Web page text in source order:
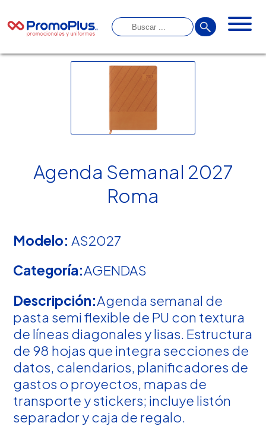
Agenda Semanal 2027
Roma
Modelo: AS2027
Categoría:AGENDAS
Descripción:Agenda semanal de
pasta semi flexible de PU con textura
de líneas diagonales y lisas. Estructura
de 98 hojas que integra secciones de
datos, calendarios, planificadores de
gastos o proyectos, mapas de
transporte y stickers; incluye listón
separador y caja de regalo.